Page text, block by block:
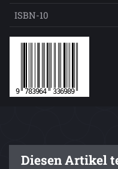
ISBN-10
Diesen Artikel